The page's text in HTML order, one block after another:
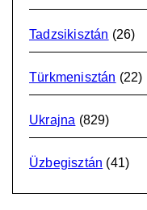
Tadzsikisztán (26)
Türkmenisztán (22)
Ukrajna (829)
Üzbegisztán (41)